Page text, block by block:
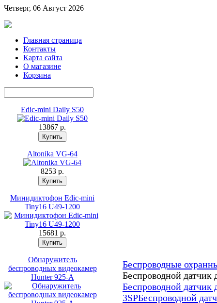
Четверг, 06 Август 2026
Главная страница
Контакты
Карта сайта
О магазине
Корзина
Edic-mini Daily S50
13867 p.
Altonika VG-64
8253 p.
Минидиктофон Edic-mini
Tiny16 U49-1200
15681 p.
Обнаружитель
беспроводных видеокамер
Hunter 925-A
Беспроводные
Беспроводной датчик
Беспроводной
3SPБеспроводной